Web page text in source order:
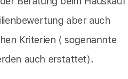
aber auch
Kriterien ( sogenannte
auch erstattet).